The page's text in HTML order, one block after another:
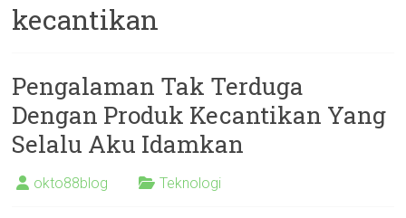
–
Loves
your
most
love
kecantikan
Pengalaman Tak Terduga
Dengan Produk Kecantikan Yang
Selalu Aku Idamkan
okto88blog Teknologi